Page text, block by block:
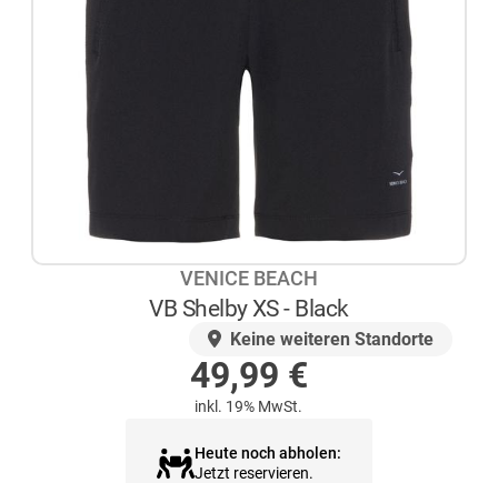
VENICE BEACH
VB Shelby XS - Black
Keine weiteren Standorte
49,99 €
inkl. 19% MwSt.
Heute noch abholen:
Jetzt reservieren.